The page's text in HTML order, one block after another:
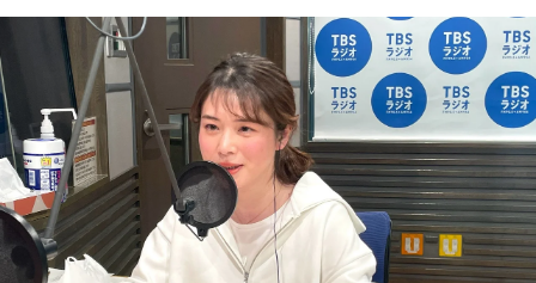
お知らせ
イベント・グッズ
YouTube
会社情報